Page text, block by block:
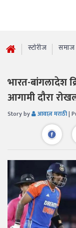
स्टोरीज समाज
भारत-बांगलादेश
आगामी दौरा
Story by आवाज़ मराठी|